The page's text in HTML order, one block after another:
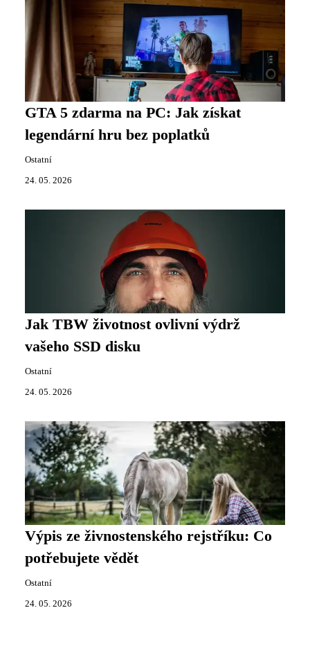
GTA 5 zdarma na PC: Jak získat
legendární hru bez poplatků
Ostatní
24. 05. 2026
Jak TBW životnost ovlivní výdrž
vašeho SSD disku
Ostatní
24. 05. 2026
Výpis ze živnostenského rejstříku: Co
potřebujete vědět
Ostatní
24. 05. 2026